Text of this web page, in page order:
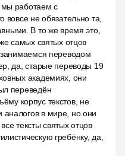
мы работаем с
вовсе не обязательно та,
В то же время это,
самых святых отцов
переводом
да, старые переводы 19
академиях, они
переведён
корпус текстов, не
в мире, но они
тексты святых отцов
гребёнку, да,